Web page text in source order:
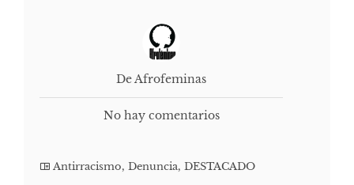
De Afrofeminas
No hay comentarios
Antirracismo, Denuncia, DESTACADO